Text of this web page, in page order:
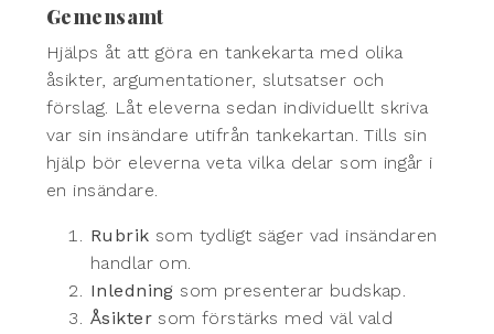
Gemensamt
Hjälps åt att göra en tankekarta med olika
åsikter, argumentationer, slutsatser och
förslag. Låt eleverna sedan individuellt skriva
var sin insändare utifrån tankekartan. Tills sin
hjälp bör eleverna veta vilka delar som ingår i
en insändare.
Rubrik som tydligt säger vad insändaren
handlar om.
Inledning som presenterar budskap.
Åsiktersom förstärks med väl vald